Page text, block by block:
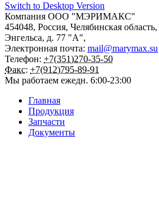
Switch to Desktop Version
Компания ООО "МЭРИМАКС"
454048, Россия, Челябинская область,
Энгельса, д. 77 "А",
Электронная почта: mail@marymax.su
Телефон: +7(351)270-35-50
Факс: +7(912)795-89-91
Мы работаем ежедн. 6:00-23:00
Главная
Продукция
Запчасти
Документы